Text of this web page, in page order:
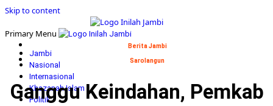
Skip to content
Primary Menu
Jambi
Nasional
Internasional
Khazanah Islam
Politik
Berita Jambi
Sarolangun
Ganggu Keindahan, Pemkab